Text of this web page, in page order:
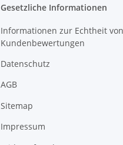
Gesetzliche Informationen
Informationen zur Echtheit von
Kundenbewertungen
Datenschutz
AGB
Sitemap
Impressum